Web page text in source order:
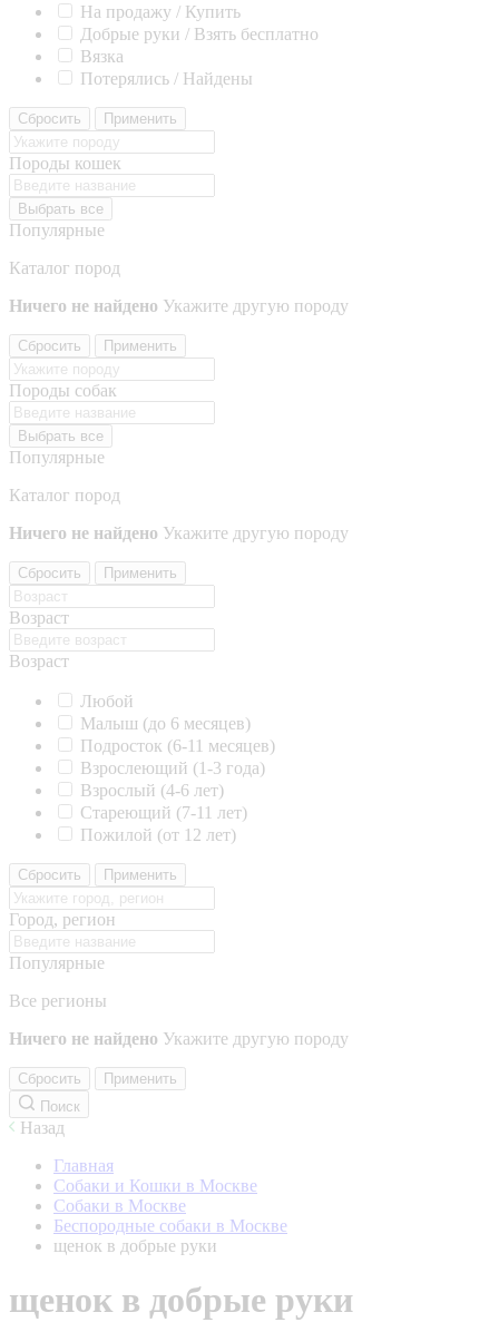
На продажу / Купить
Добрые руки / Взять бесплатно
Вязка
Потерялись / Найдены
Сбросить Применить
Породы кошек
Выбрать все
Популярные
Каталог пород
Ничего не найдено Укажите другую породу
Сбросить Применить
Породы собак
Выбрать все
Популярные
Каталог пород
Ничего не найдено Укажите другую породу
Сбросить Применить
Возраст
Возраст
Любой
Малыш (до 6 месяцев)
Подросток (6-11 месяцев)
Взрослеющий (1-3 года)
Взрослый (4-6 лет)
Стареющий (7-11 лет)
Пожилой (от 12 лет)
Сбросить Применить
Город, регион
Популярные
Все регионы
Ничего не найдено Укажите другую породу
Сбросить
Применить
Поиск
Назад
Главная
Собаки и Кошки в Москве
Собаки в Москве
Беспородные собаки в Москве
щенок в добрые руки
щенок в добрые руки